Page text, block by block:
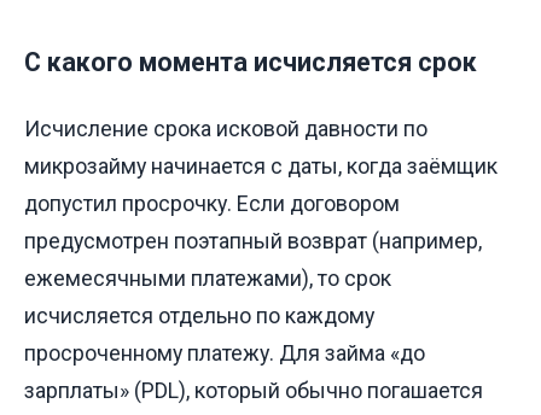
С какого момента исчисляется срок
Исчисление срока исковой давности по
микрозайму начинается с даты, когда заёмщик
допустил просрочку. Если договором
предусмотрен поэтапный возврат (например,
ежемесячными платежами), то срок
исчисляется отдельно по каждому
просроченному платежу. Для займа «до
зарплаты» (PDL), который обычно погашается